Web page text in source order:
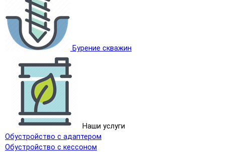
Бурение скважин
Наши услуги
Обустройство с адаптером
Обустройство с кессоном